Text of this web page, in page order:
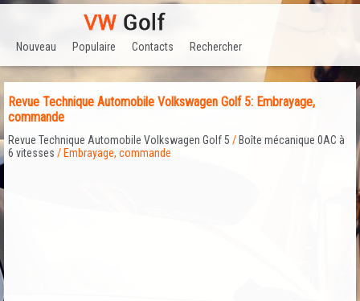
Nouveau Populaire Contacts Rechercher
Revue Technique Automobile Volkswagen Golf 5: Embrayage,
commande
Revue Technique Automobile Volkswagen Golf 5 / Boîte mécanique 0AC à
6 vitesses / Embrayage, commande